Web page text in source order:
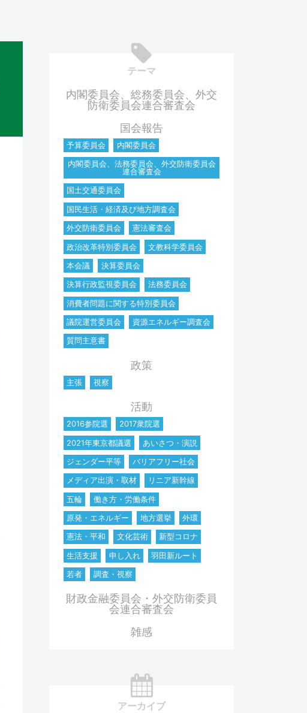
テーマ
内閣委員会、総務委員会、外交
防衛委員会連合審査会
国会報告
予算委員会
内閣委員会
内閣委員会、法務委員会、外交防衛委員会
連合審査会
国土交通委員会
国民生活・経済及び地方調査会
外交防衛委員会
憲法審査会
政治改革特別委員会
文教科学委員会
本会議
決算委員会
決算行政監視委員会
法務委員会
消費者問題に関する特別委員会
議院運営委員会
資源エネルギー調査会
質問主意書
政策
主張 視察
活動
2016参院選
2017衆院選
2021年東京都議選
あいさつ・演説
ジェンダー平等
バリアフリー社会
メディア出演・取材
リニア新幹線
五輪
働き方・労働条件
原発・エネルギー
地方選挙
外環
憲法・平和
文化芸術
新型コロナ
生活支援
申し入れ
羽田新ルート
若者
調査・視察
財政金融委員会・外交防衛委員
会連合審査会
雑感
アーカイブ